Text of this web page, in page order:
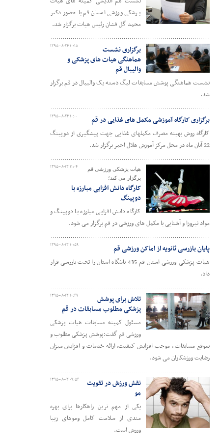
پزشکی ورزشی استان قم با حضور دکتر
محمد گل فشان رئیس هیات برگزار شد.
۱۳۹۵-۰۸-۲۴ ۱۰:۱۵
برگزاری نشست
هماهنگی هیات های پزشکی و
والیبال قم
نشست هماهنگی پوشش مسابقات لیگ دسته یک والبیال در قم برگزار
شد.
۱۳۹۵-۰۸-۲۴ ۱۰:۰۰ برگزاری کارگاه آموزشی مکمل های غذایی در قم
کارگاه روش بهینه مصرف مکملهای غذایی جهت پیشگیری از دوپینگ
22 آبان ماه در محل مرکز آموزش هلال احمر برگزار شد.
۱۳۹۵-۰۸-۱۳ ۱۱:۰۴
هیات پزشکی ورزشی قم
برگزار می کند؛
کارگاه دانش افزایی مبارزه با
دوپینگ
کارگاه دانش افزایی مبارزه با دوپینگ و
مواد نیروزا و آشنایی با مکمل های ورزشی در قم برگزار می شود.
۱۳۹۵-۰۸-۱۳ ۱۰:۵۹ پایان بازرسی ثانویه از اماکن ورزشی قم
هیات پزشکی ورزشی استان قم 435 باشگاه استان را تحت بازرسی قرار
داد.
۱۳۹۵-۰۸-۱۳ ۱۰:۴۷
تلاش برای پوشش
پزشکی مطلوب مسابقات در قم
مسئول کمیته مسابقات هیات پزشکی
ورزشی قم گفت:پوشش پزشکی مطلوب و
بموقع مسابقات ، موجب افزایش کیفیت، ارائه خدمات و افزایش میزان
رضایت ورزشکاران می شود.
۱۳۹۵-۰۸-۰۳ ۰۹:۵۴
نقش ورزش در تقویت
مو
یکی از مهم ترین راهکارها برای بهره
مندی از سلامت کامل وموهای زیبا
ورزش است.